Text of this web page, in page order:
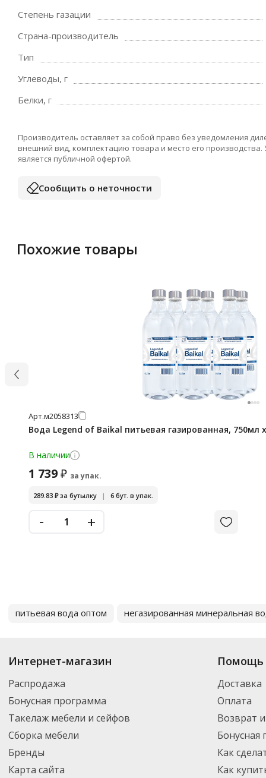
Степень газации
Страна-производитель
Тип
Углеводы, г
Белки, г
Производитель оставляет за собой право без уведомления
внешний вид, комплектацию товара и место его
является публичной офертой.
Сообщить о неточности
Похожие товары
Арт.м2058313
Вода Legend of Baikal питьевая газированная, 750мл
В наличии
1 739₽ за упак.
289.83 ₽за бутылку | 6 бут. в упак.
- +
питьевая вода оптом негазированная минеральная
Интернет-магазин
Распродажа
Бонусная программа
Такелаж мебели и сейфов
Сборка мебели
Бренды
Карта сайта
Помощь
Доставка
Оплата
Возврат
Бонусная
Как
Как